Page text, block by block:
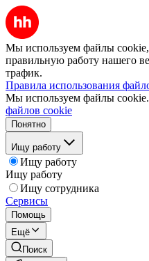
Мы используем файлы cookie,
правильную работу нашего
трафик.
Правила использования
Мы используем файлы cookie.
файлов cookie
Понятно
Ищу работу
Ищу работу
Ищу работу
Ищу сотрудника
Сервисы
Помощь
Ещё
Поиск